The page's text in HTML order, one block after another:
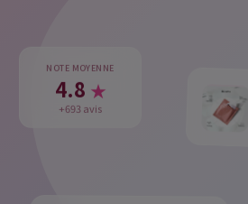
NOTE MOYENNE
4.8 ★
+693 avis